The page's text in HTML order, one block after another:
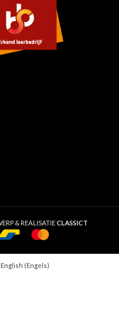
& REALISATIECLASSICT
English (Engels)